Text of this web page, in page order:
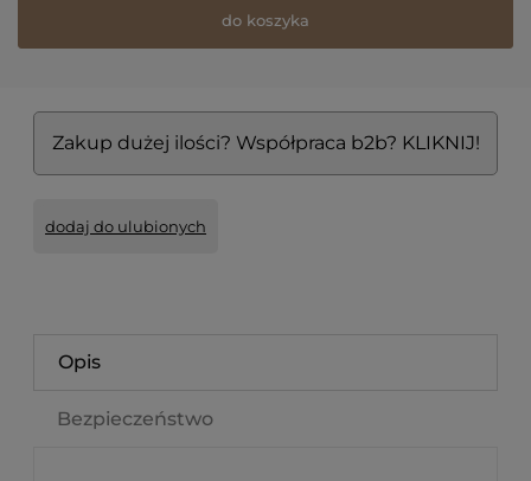
do koszyka
*- Pole wymagane
Zakup dużej ilości? Współpraca b2b? KLIKNIJ!
dodaj do ulubionych
Opis
Bezpieczeństwo